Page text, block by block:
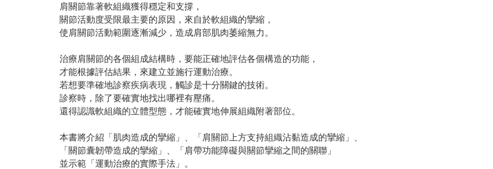
肩關節靠著軟組織獲得穩定和支撐，
關節活動度受限最主要的原因，來自於軟組織的攣縮，
使肩關節活動範圍逐漸減少，造成肩部肌肉萎縮無力。
治療肩關節的各個組成結構時，要能正確地評估各個構造的功能，
才能根據評估結果，來建立並施行運動治療。
若想要準確地診察疾病表現，觸診是十分關鍵的技術。
診察時，除了要確實地找出哪裡有壓痛。
還得認識軟組織的立體型態，才能確實地伸展組織附著部位。
本書將介紹「肌肉造成的攣縮」、「肩關節上方支持組織沾黏造成的攣縮」、
「關節囊韌帶造成的攣縮」、「肩帶功能障礙與關節攣縮之間的關聯」
並示範「運動治療的實際手法」。